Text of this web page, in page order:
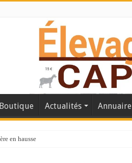
Boutique Actualités Annuaire
en hausse